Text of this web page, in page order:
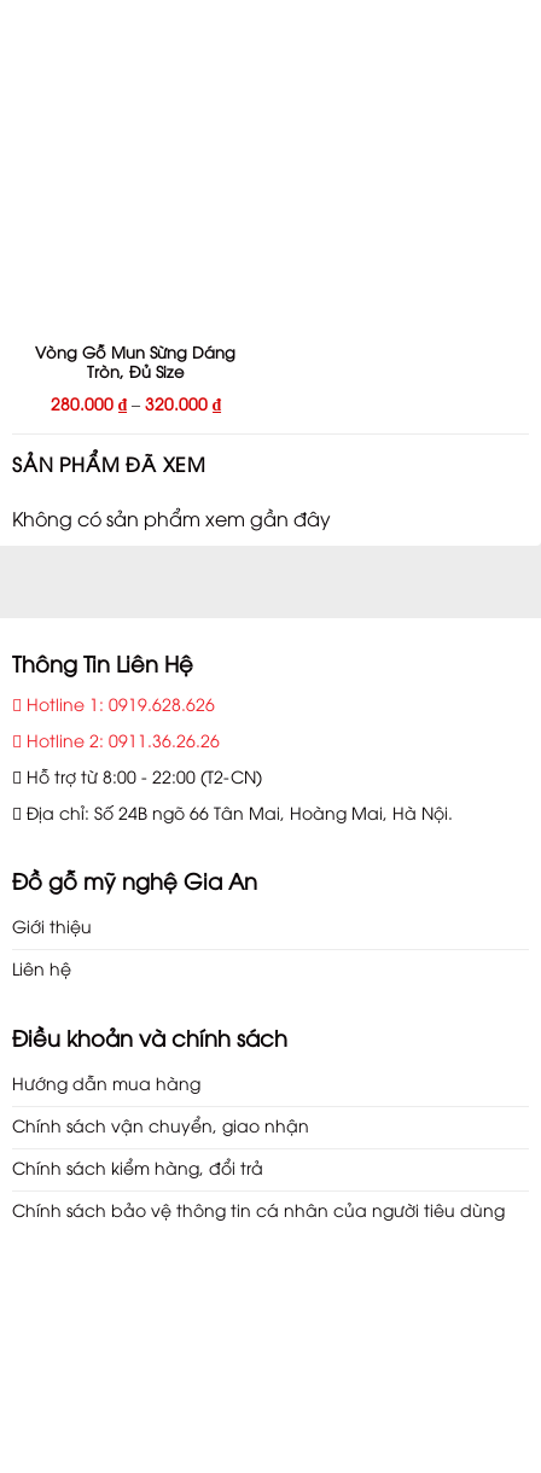
Vòng Gỗ Mun Sừng Dáng
Tròn, Đủ Size
280.000 ₫– 320.000 ₫
SẢN PHẨM ĐÃ XEM
Không có sản phẩm xem gần đây
Thông Tin Liên Hệ
Hotline 1: 0919.628.626
Hotline 2: 0911.36.26.26
Hỗ trợ từ 8:00 - 22:00 (T2-CN)
Địa chỉ: Số 24B ngõ 66 Tân Mai, Hoàng Mai, Hà Nội.
Đồ gỗ mỹ nghệ Gia An
Giới thiệu
Liên hệ
Điều khoản và chính sách
Hướng dẫn mua hàng
Chính sách vận chuyển, giao nhận
Chính sách kiểm hàng, đổi trả
Chính sách bảo vệ thông tin cá nhân của người tiêu dùng